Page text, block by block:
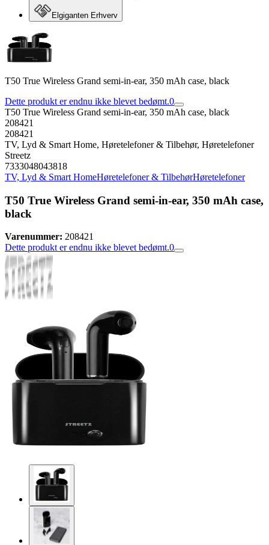
Elgiganten Erhverv
T50 True Wireless Grand semi-in-ear, 350 mAh case, black
Dette produkt er endnu ikke blevet bedømt.0
T50 True Wireless Grand semi-in-ear, 350 mAh case, black
208421
208421
TV, Lyd & Smart Home, Høretelefoner & Tilbehør, Høretelefoner
Streetz
7333048043818
TV, Lyd & Smart HomeHøretelefoner & TilbehørHøretelefoner
T50 True Wireless Grand semi-in-ear, 350 mAh case,
black
Varenummer: 208421
Dette produkt er endnu ikke blevet bedømt.0